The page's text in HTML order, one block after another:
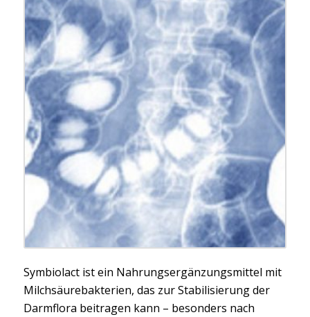
Symbiolact ist ein Nahrungsergänzungsmittel mit
Milchsäurebakterien, das zur Stabilisierung der
Darmflora beitragen kann – besonders nach